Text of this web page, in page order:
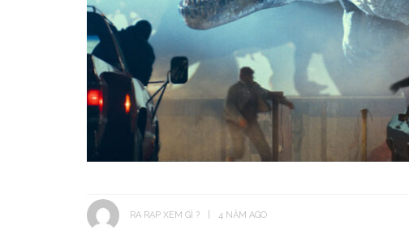
RA RẠP XEM GÌ ? 4 NĂM AGO